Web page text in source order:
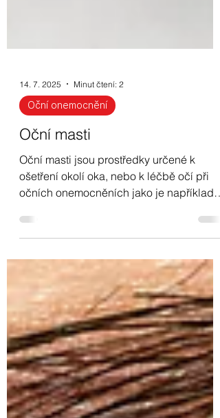
14. 7. 2025 Minut čtení: 2
Oční onemocnění
Oční masti
ošetření okolí oka, nebo k léčbě očí při
očních onemocněních jako je například
alergie. Přečtěte si více v našem
příspěvku.